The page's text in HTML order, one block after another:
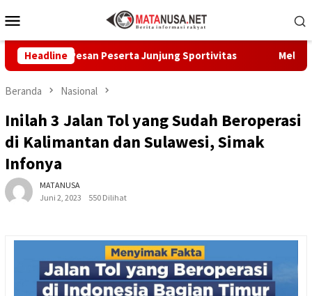
ke
Mobile
Headline
Peserta Junjung Sportivitas Melalui GEMA Sehat,
Beranda Nasional
Inilah 3 Jalan Tol yang Sudah Beroperasi
di Kalimantan dan Sulawesi, Simak
Infonya
MATANUSA
Juni 2, 2023
550 Dilihat